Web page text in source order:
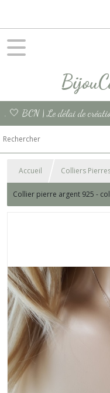
. 🤍 BCN | Le délai de
Accueil Colliers
Collier pierre argent 925 -